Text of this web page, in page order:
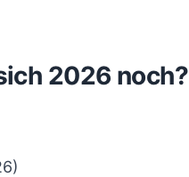
2026 noch?